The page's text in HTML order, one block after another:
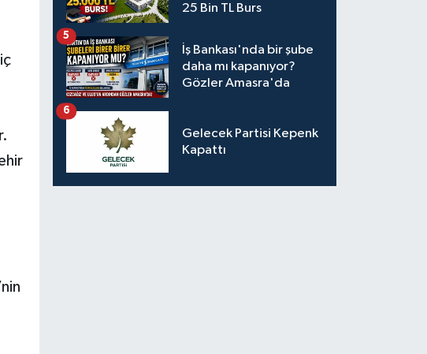
25 Bin TL Burs
İş Bankası'nda bir şube
daha mı kapanıyor?
Gözler Amasra'da
5
Gelecek Partisi Kepenk
Kapattı
6